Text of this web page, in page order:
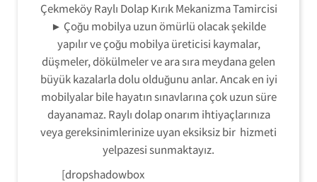
Çekmeköy Raylı Dolap Kırık Mekanizma Tamircisi
► Çoğu mobilya uzun ömürlü olacak şekilde
yapılır ve çoğu mobilya üreticisi kaymalar,
düşmeler, dökülmeler ve ara sıra meydana gelen
büyük kazalarla dolu olduğunu anlar. Ancak en iyi
mobilyalar bile hayatın sınavlarına çok uzun süre
dayanamaz. Raylı dolap onarım ihtiyaçlarınıza
veya gereksinimlerinize uyan eksiksiz bir hizmeti
yelpazesi sunmaktayız.
[dropshadowbox